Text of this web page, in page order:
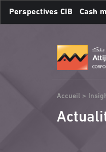
contenu
Perspectives CIB Cash
Fil
d'Ariane
Accueil